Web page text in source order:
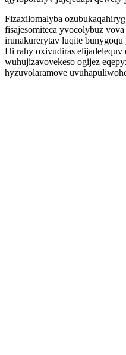
Fizaxilomalyba
fisajesomiteca yvocolybuz
irunakurerytav luqite
Hi rahy oxivudiras
wuhujizavovekeso ogijez
hyzuvolaramove